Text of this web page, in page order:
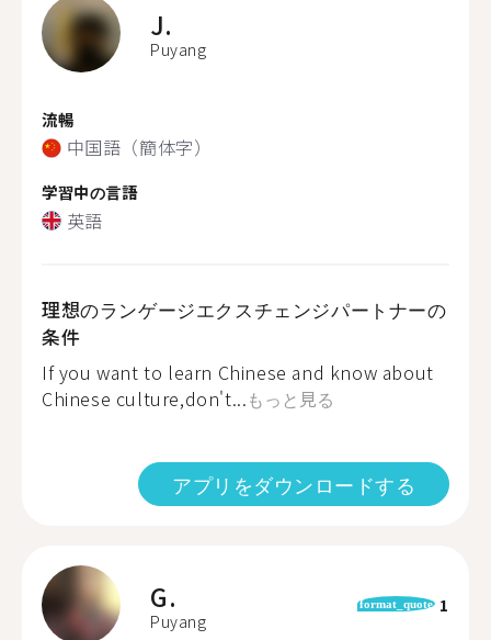
J.
Puyang
流暢
中国語（簡体字）
学習中の言語
英語
理想のランゲージエクスチェンジパートナーの
条件
If you want to learn Chinese and know about
Chinese culture,don't...もっと見る
アプリをダウンロードする
G.
Puyang
format_quote 1